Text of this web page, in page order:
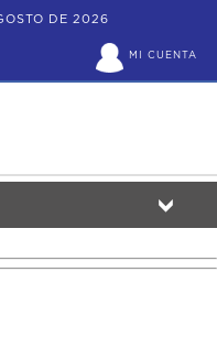
DE 2026
MI CUENTA